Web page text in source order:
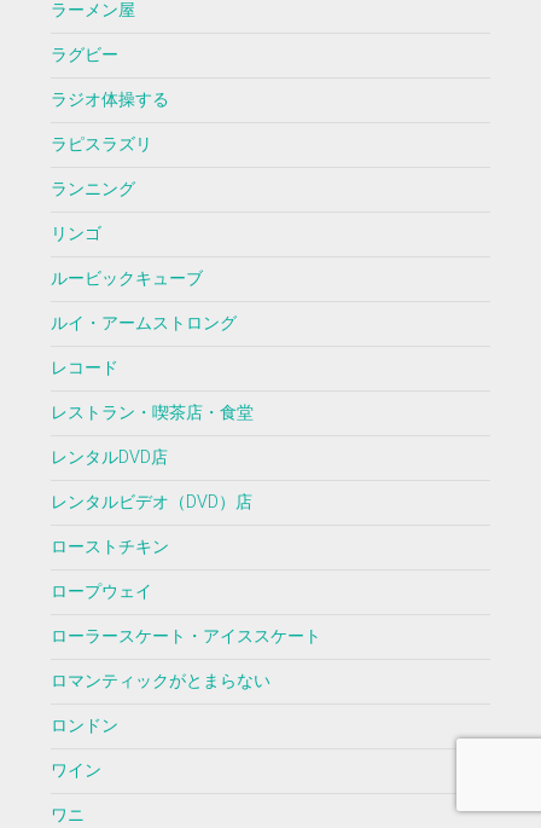
ラーメン屋
ラグビー
ラジオ体操する
ラピスラズリ
ランニング
リンゴ
ルービックキューブ
ルイ・アームストロング
レコード
レストラン・喫茶店・食堂
レンタルDVD店
レンタルビデオ（DVD）店
ローストチキン
ロープウェイ
ローラースケート・アイススケート
ロマンティックがとまらない
ロンドン
ワイン
ワニ